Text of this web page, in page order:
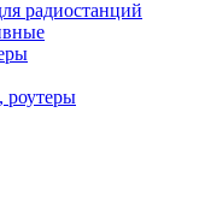
радиостанций
роутеры